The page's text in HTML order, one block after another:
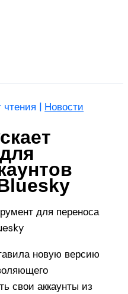
| Новости
новую версию
свои аккаунты из